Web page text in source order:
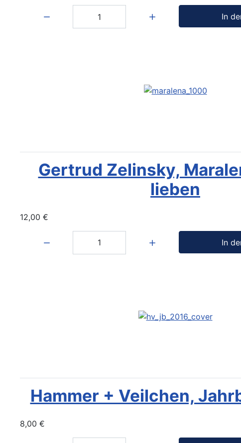
In
Gertrud Zelinsky,
lieben
12,00 €
In
Hammer + Veilchen,
8,00 €